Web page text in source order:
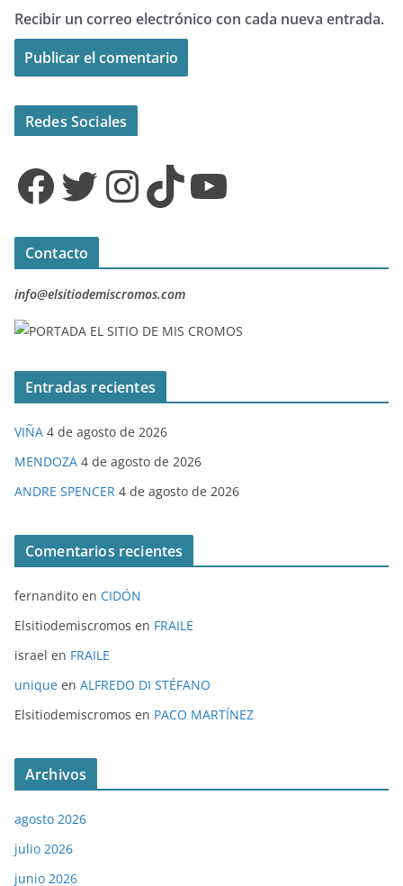
Recibir un correo electrónico con cada nueva entrada.
Redes Sociales
Facebook Twitter InstagramTikTok YouTube
Contacto
info@elsitiodemiscromos.com
Entradas recientes
VIÑA 4 de agosto de 2026
MENDOZA 4 de agosto de 2026
ANDRE SPENCER 4 de agosto de 2026
Comentarios recientes
fernandito en CIDÓN
Elsitiodemiscromos en FRAILE
israel en FRAILE
unique en ALFREDO DI STÉFANO
Elsitiodemiscromos en PACO MARTÍNEZ
Archivos
agosto 2026
julio 2026
junio 2026